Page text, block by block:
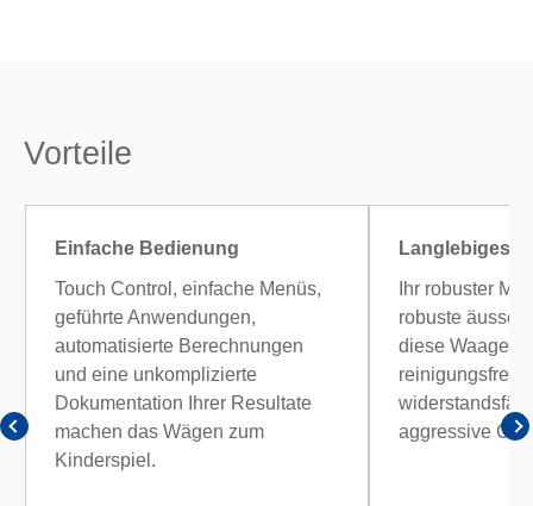
Vorteile
Einfache Bedienung
Touch Control, einfache Menüs,
geführte Anwendungen,
automatisierte Berechnungen
und eine unkomplizierte
Dokumentation Ihrer Resultate
machen das Wägen zum
Kinderspiel.
Langlebiges
Ihr robuster
robuste
diese Waagen
aggressive